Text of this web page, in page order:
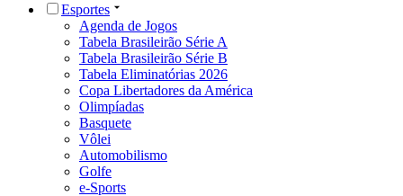
Esportes
Agenda de Jogos
Tabela Brasileirão Série A
Tabela Brasileirão Série B
Tabela Eliminatórias 2026
Copa Libertadores da América
Olimpíadas
Basquete
Vôlei
Automobilismo
Golfe
e-Sports